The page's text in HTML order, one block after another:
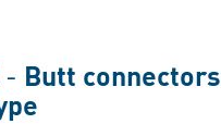
Butt connectors